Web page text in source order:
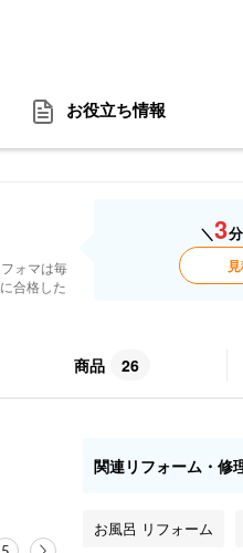
お役立ち情報
ォマは毎
合格した
＼3
商品 26
関連リフォーム・修
お風呂 リフォーム